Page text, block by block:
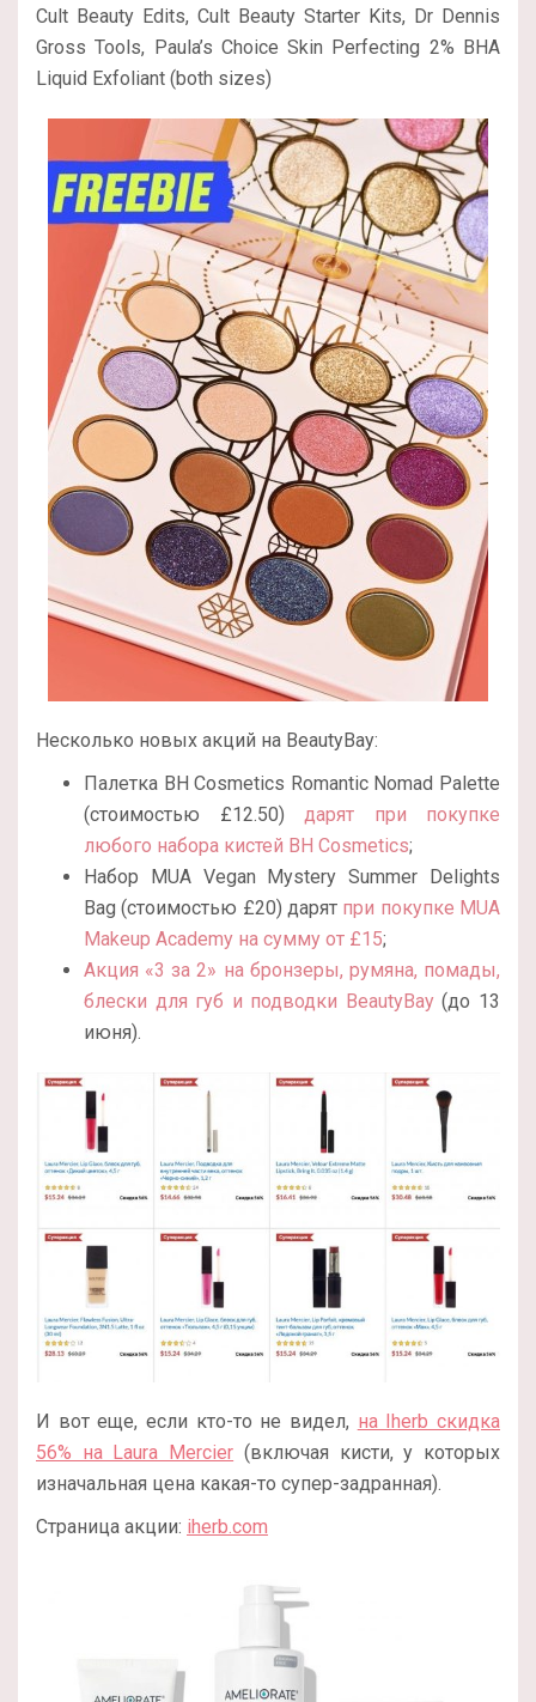
Cult Beauty Edits, Cult Beauty Starter Kits, Dr Dennis
Gross Tools, Paula’s Choice Skin Perfecting 2% BHA
Liquid Exfoliant (both sizes)
Несколько новых акций на BeautyBay:
Палетка BH Cosmetics Romantic Nomad Palette
(стоимостью £12.50) дарят при покупке
любого набора кистей BH Cosmetics;
Набор MUA Vegan Mystery Summer Delights
Bag (стоимостью £20) дарят при покупке MUA
Makeup Academy на сумму от £15;
Акция «3 за 2» на бронзеры, румяна, помады,
блески для губ и подводки BeautyBay(до 13
июня).
И вот еще, если кто-то не видел, на Iherb скидка
56% на Laura Mercier (включая кисти, у которых
изначальная цена какая-то супер-задранная).
Страница акции: iherb.com